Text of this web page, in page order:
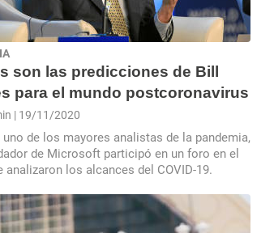
son las predicciones de Bill
para el mundo postcoronavirus
| 19/11/2020
uno de los mayores analistas de la pandemia,
de Microsoft participó en un foro en el
analizaron los alcances del COVID-19.